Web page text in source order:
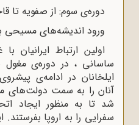
دوره‌ی سوم: از صفویه تا
ورود اندیشه‌های مسیحی
اولین ارتباط
ساسانی ، در دوره‌ی
ایلخانان در ادامه‌ی
آنان را به سمت دولت‌های
شد تا به منظور ایجاد
سفرایی را به اروپا